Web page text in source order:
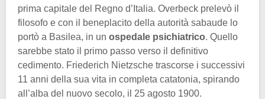
prima capitale del Regno d’Italia. Overbeck prelevò il
filosofo e con il beneplacito della autorità sabaude lo
portò a Basilea, in un ospedale psichiatrico. Quello
sarebbe stato il primo passo verso il definitivo
cedimento. Friederich Nietzsche trascorse i successivi
11 anni della sua vita in completa catatonia, spirando
all’alba del nuovo secolo, il 25 agosto 1900.